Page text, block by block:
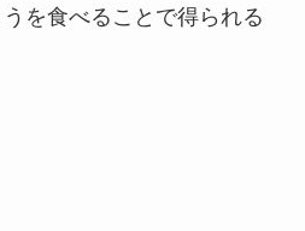
を食べることで得られる